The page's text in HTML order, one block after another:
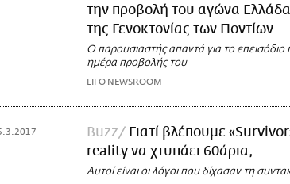
την προβολή του αγώνα
της Γενοκτονίας των Ποντίων
Ο παρουσιαστής απαντά για το επεισόδιο
ημέρα προβολής του
LIFO NEWSROOM
Buzz
Γιατί βλέπουμε
reality να χτυπάει 60άρια;
Αυτοί είναι οι λόγοι που δίχασαν τη